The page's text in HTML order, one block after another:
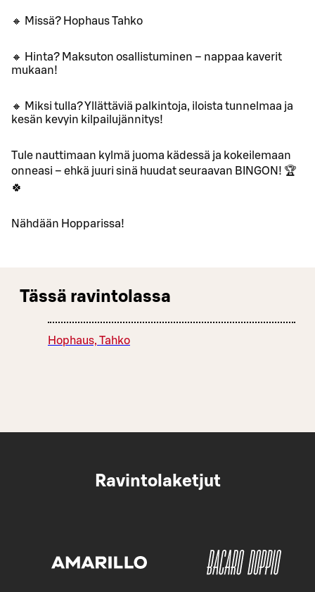
🔸 Missä? Hophaus Tahko
🔸 Hinta? Maksuton osallistuminen – nappaa kaverit
mukaan!
🔸 Miksi tulla? Yllättäviä palkintoja, iloista tunnelmaa ja
kesän kevyin kilpailujännitys!
Tule nauttimaan kylmä juoma kädessä ja kokeilemaan
onneasi – ehkä juuri sinä huudat seuraavan BINGON! 🏆
🍀
Nähdään Hopparissa!
Tässä ravintolassa
Hophaus, Tahko
Ravintolaketjut